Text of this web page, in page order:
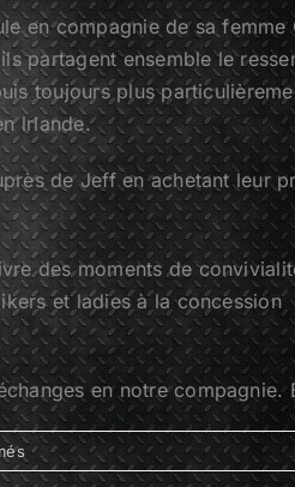
en compagnie de sa
partagent ensemble le
toujours plus
lrlande.
de Jeff en achetant leur
des moments de
et ladies à la
en notre
sur
Philippe